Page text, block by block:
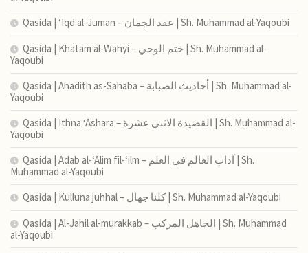
Qasida | ‘Iqd al-Juman – عقد الجمان | Sh. Muhammad al-Yaqoubi
Qasida | Khatam al-Wahyi – ختم الوحي | Sh. Muhammad al-
Yaqoubi
Qasida | Ahadith as-Sahaba – أحاديث الصبابة | Sh. Muhammad al-
Yaqoubi
Qasida | Ithna ‘Ashara – القصيدة الاثنى عشرة | Sh. Muhammad al-
Yaqoubi
Qasida | Adab al-‘Alim fil-‘ilm – آداب العالم في العلم | Sh.
Muhammad al-Yaqoubi
Qasida | Kulluna juhhal – كلنا جهال | Sh. Muhammad al-Yaqoubi
Qasida | Al-Jahil al-murakkab – الجاهل المركب | Sh. Muhammad
al-Yaqoubi